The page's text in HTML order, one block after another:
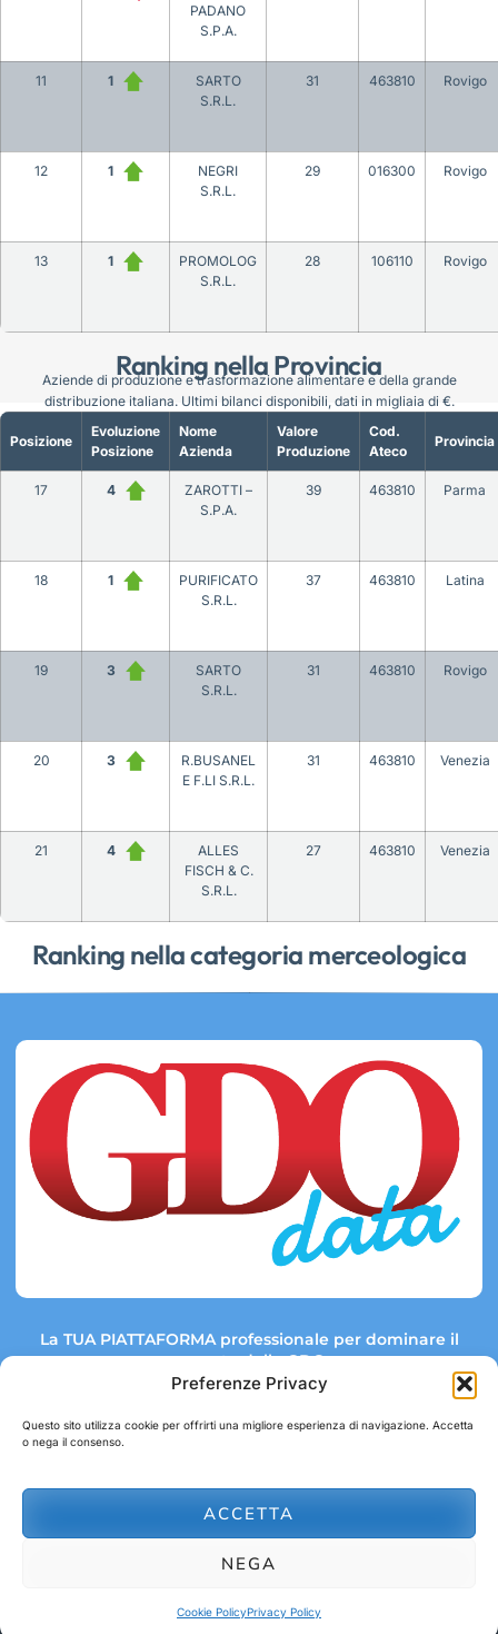
Preferenze Privacy
Questo sito utilizza cookie per offrirti una migliore esperienza di navigazione. Accetta
o nega il consenso.
ACCETTA
NEGA
Cookie PolicyPrivacy Policy
Ranking nella Provincia
PADANO
S.P.A.
11 1
SARTO
S.R.L.
31 463810 Rovigo
12 1
NEGRI
S.R.L.
29 016300 Rovigo
13 1
PROMOLOG
S.R.L.
28 106110 Rovigo
Ranking nella categoria merceologica
Posizione
Evoluzione
Posizione
Nome
Azienda
Valore
Produzione
Cod.
Ateco
Provincia
17 4
ZAROTTI –
S.P.A.
39 463810 Parma
18 1
PURIFICATO
S.R.L.
37 463810 Latina
19 3
SARTO
S.R.L.
31 463810 Rovigo
20 3
R.BUSANEL
E F.LI S.R.L.
31 463810 Venezia
21 4
ALLES
FISCH & C.
S.R.L.
27 463810 Venezia
Aziende di produzione e trasformazione alimentare e della grande
distribuzione italiana. Ultimi bilanci disponibili, dati in migliaia di €.
La TUA PIATTAFORMA professionale per dominare il
mercato della GDO.
Link rapidi:
abbonamenti@gdodata.it
© 2026 GDOData.it - PR Italia Edizioni srl - P.Iva: 03044390353